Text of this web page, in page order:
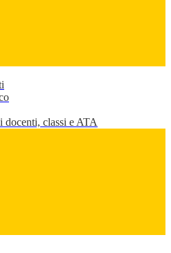
docenti, classi e ATA